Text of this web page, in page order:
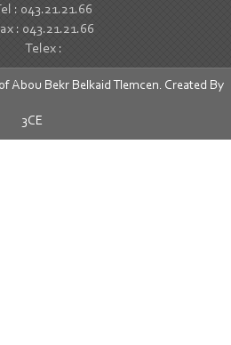
: 043.21.21.66
: 043.21.21.66
Telex :
Abou Bekr Belkaid Tlemcen. Created By
3CE